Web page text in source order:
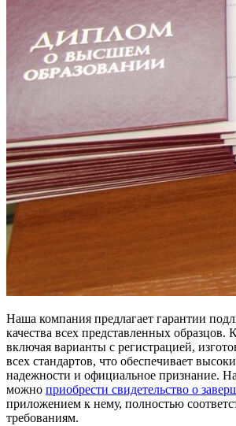
Наша компания предлагает гарантии
качества всех представленных
включая варианты с регистрацией,
всех стандартов, что обеспечивает
надежности и официальное признание.
можно приобрести свидетельство о
приложением к нему, полностью
требованиям.